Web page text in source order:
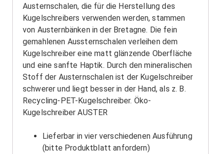
Austernschalen, die für die Herstellung des
Kugelschreibers verwenden werden, stammen
von Austernbänken in der Bretagne. Die fein
gemahlenen Aussternschalen verleihen dem
Kugelschreiber eine matt glänzende Oberfläche
und eine sanfte Haptik. Durch den mineralischen
Stoff der Austernschalen ist der Kugelschreiber
schwerer und liegt besser in der Hand, als z. B.
Recycling-PET-Kugelschreiber. Öko-
Kugelschreiber AUSTER
Lieferbar in vier verschiedenen Ausführung
(bitte Produktblatt anfordern)